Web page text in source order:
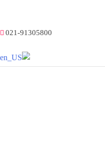
021-91305800